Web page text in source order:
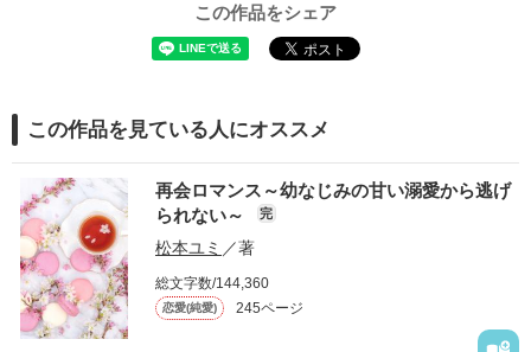
この作品をシェア
この作品を見ている人にオススメ
再会ロマンス～幼なじみの甘い溺愛から逃げ
られない～
完
松本ユミ ／著
総文字数/144,360
恋愛(純愛) 245ページ